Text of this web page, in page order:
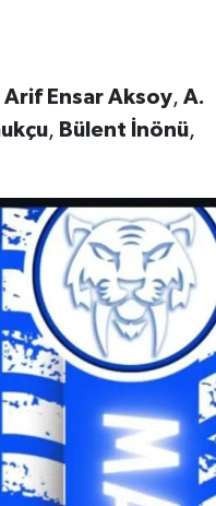
Arif Ensar Aksoy, A.
, Bülent İnönü,